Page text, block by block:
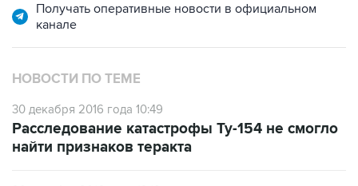
Получать оперативные новости в официальном
канале
НОВОСТИ ПО ТЕМЕ
30 декабря 2016 года 10:49
Расследование катастрофы Ту-154 не смогло
найти признаков теракта